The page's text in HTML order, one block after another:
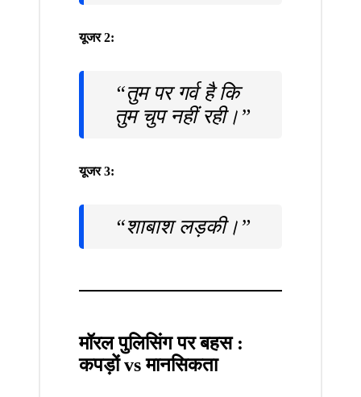
यूजर 2:
“तुम पर गर्व है कि
तुम चुप नहीं रही।”
यूजर 3:
“शाबाश लड़की।”
मॉरल पुलिसिंग पर बहस :
कपड़ों vs मानसिकता